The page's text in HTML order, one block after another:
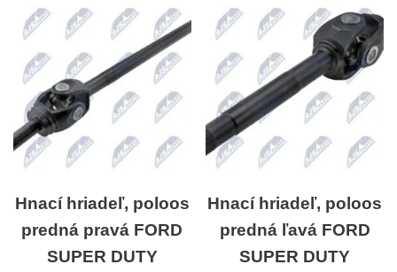
Hnací hriadeľ, poloos
predná pravá FORD
SUPER DUTY
Hnací hriadeľ, poloos
predná ľavá FORD
SUPER DUTY